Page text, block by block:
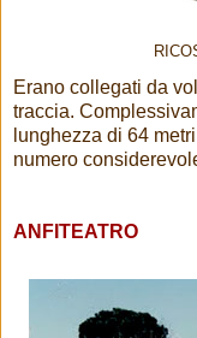
Erano collegati da
traccia.
lunghezza di 64
numero
ANFITEATRO